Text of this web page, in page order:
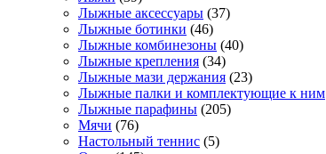
Лыжные аксессуары (37)
Лыжные ботинки (46)
Лыжные комбинезоны (40)
Лыжные крепления (34)
Лыжные мази держания (23)
Лыжные палки и комплектующие к ним
Лыжные парафины (205)
Мячи (76)
Настольный теннис (5)